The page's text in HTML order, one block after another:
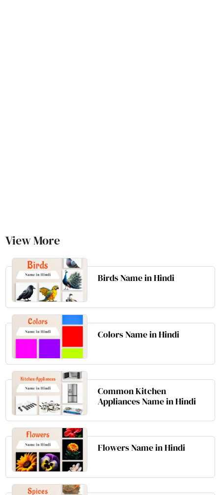
View More
Birds Name in Hindi
Colors Name in Hindi
Common Kitchen
Appliances Name in Hindi
Flowers Name in Hindi